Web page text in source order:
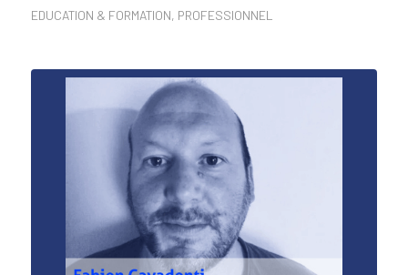
EDUCATION & FORMATION, PROFESSIONNEL